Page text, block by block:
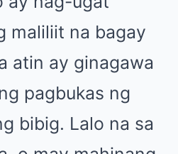
maliliit na bagay
atin ay ginagawa
pagbukas ng
bibig. Lalo na sa